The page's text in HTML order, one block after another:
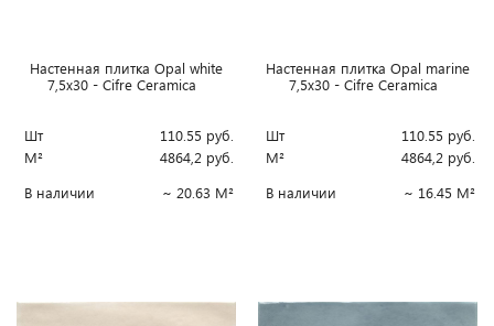
Настенная плитка Opal white
7,5x30 - Cifre Ceramica
Шт 110.55 руб.
М²
4864,2 руб.
В наличии
~ 20.63 М²
Настенная плитка Opal marine
7,5x30 - Cifre Ceramica
Шт 110.55 руб.
М²
4864,2 руб.
В наличии
~ 16.45 М²